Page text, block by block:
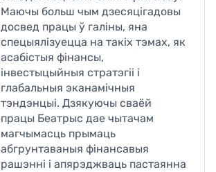
Маючы больш чым дзесяцігадовы
досвед працы ў галіны, яна
спецыялізуецца на такіх тэмах, як
асабістыя фінансы,
інвестыцыйныя стратэгіі і
глабальныя эканамічныя
тэндэнцыі. Дзякуючы сваёй
працы Беатрыс дае чытачам
магчымасць прымаць
абгрунтаваныя фінансавыя
рашэнні і апярэджваць пастаянна